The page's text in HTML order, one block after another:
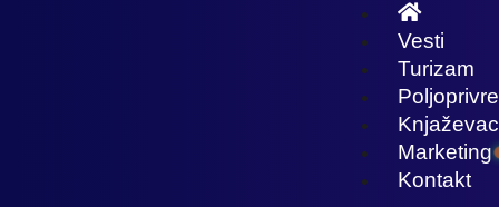
Vesti
Turizam
Knjaževac
Marketing
Kontakt